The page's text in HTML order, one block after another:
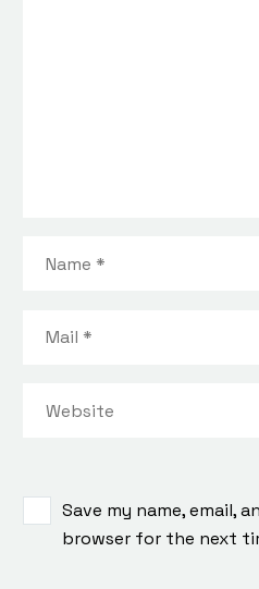
Save my name, email,
browser for the next